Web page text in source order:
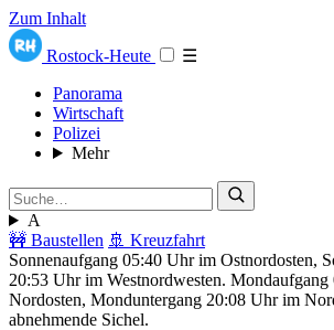
Zum Inhalt
Rostock-Heute
☰
Panorama
Wirtschaft
Polizei
Mehr
A
🚧 Baustellen 🚢 Kreuzfahrt
Sonnenaufgang 05:40 Uhr im Ostnordosten,
20:53 Uhr im Westnordwesten.
Nordosten, Monduntergang 20:08 Uhr im
abnehmende Sichel.